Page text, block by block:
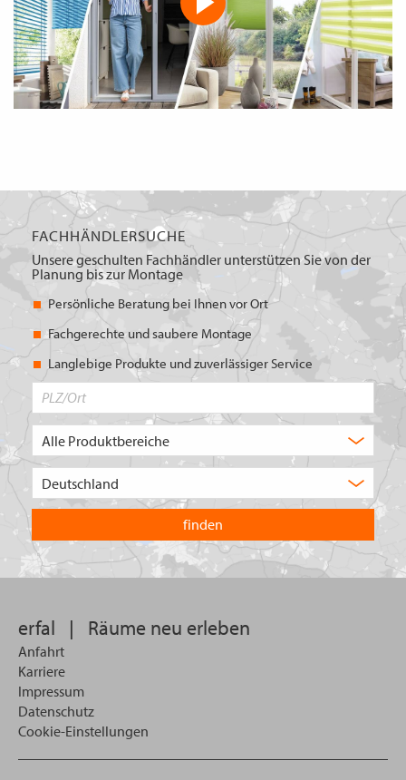
FACHHÄNDLERSUCHE
Unsere geschulten Fachhändler unterstützen Sie von der
Planung bis zur Montage
Persönliche Beratung bei Ihnen vor Ort
Fachgerechte und saubere Montage
Langlebige Produkte und zuverlässiger Service
in
welchem
Land
Sie
suchen
erfal | Räume neu erleben
Anfahrt
Karriere
Impressum
Datenschutz
Cookie-Einstellungen